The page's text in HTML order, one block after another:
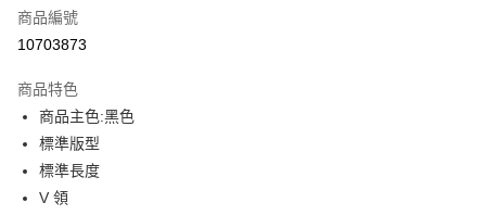
LINE Pay
街口支付
悠遊付
Google Pay
商品編號
10703873
商品特色
商品主色:黑色
標準版型
標準長度
V 領